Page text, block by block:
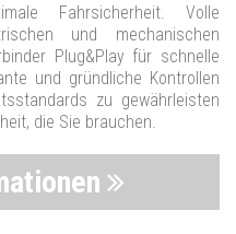
Fahrsicherheit. Volle
und mechanischen
Plug&Play für schnelle
und gründliche Kontrollen
zu gewährleisten
die Sie brauchen.